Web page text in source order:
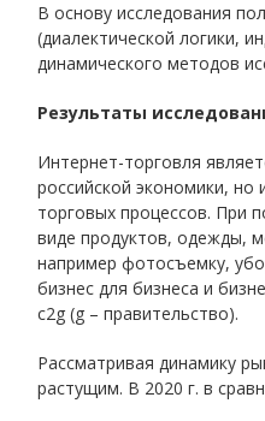
В основу исследования
(диалектической логики,
динамического методов
Результаты
Интернет-торговля
российской экономики,
торговых процессов. При
виде продуктов, одежды,
например фотосъемку,
бизнес для бизнеса и
c2g (g – правительство).
Рассматривая динамику
растущим. В 2020 г. в